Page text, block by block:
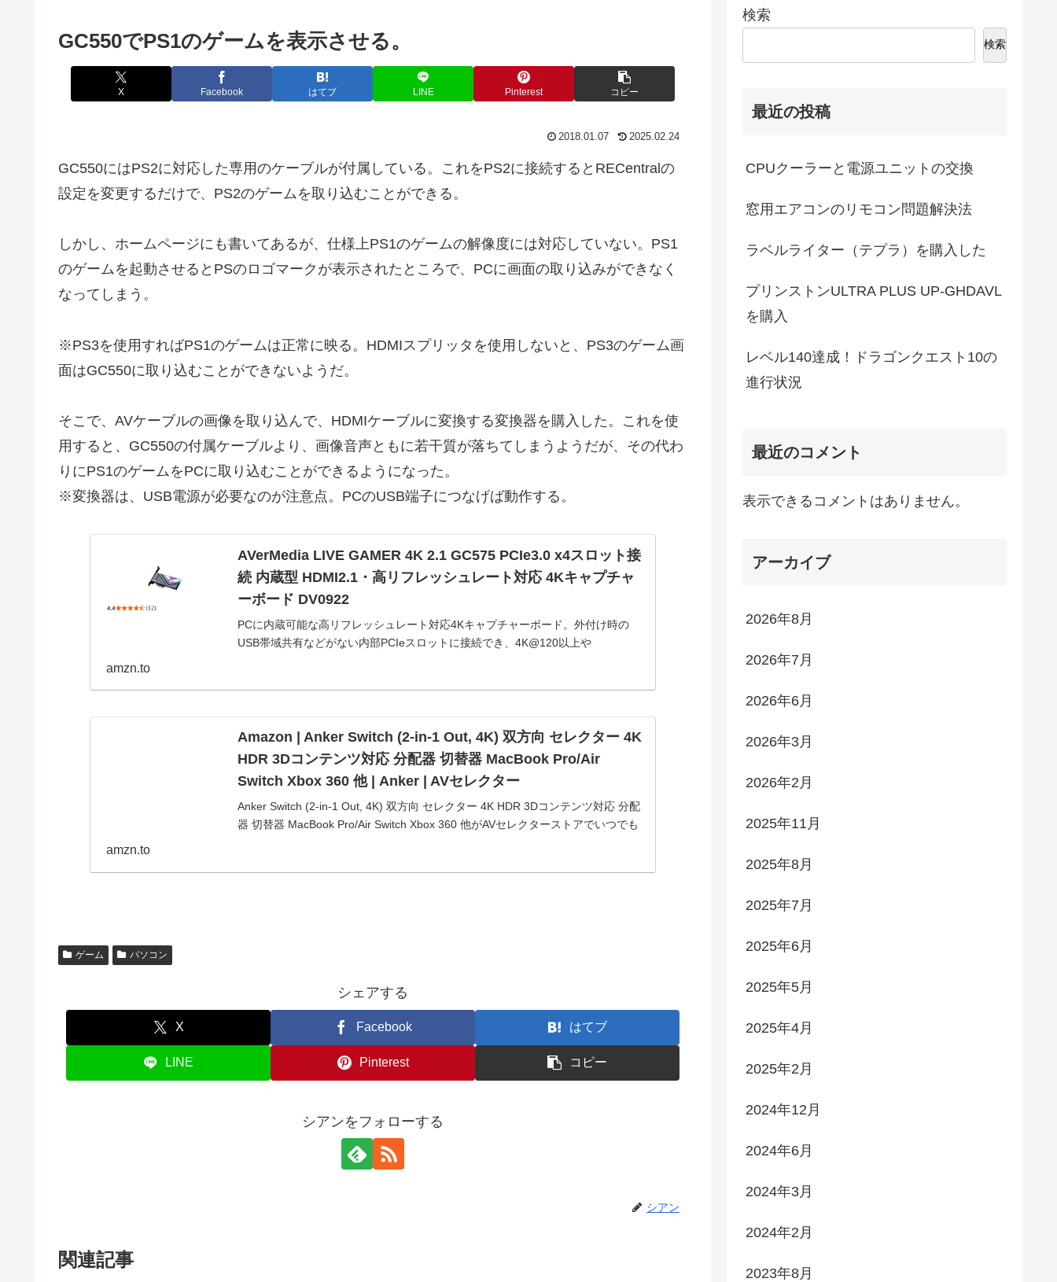
GC550でPS1のゲームを表示させる。
X Facebook はてブ LINE Pinterest コピー
2018.01.07 2025.02.24
GC550にはPS2に対応した専用のケーブルが付属している。これをPS2に接続するとRECentralの
設定を変更するだけで、PS2のゲームを取り込むことができる。
しかし、ホームページにも書いてあるが、仕様上PS1のゲームの解像度には対応していない。PS1
のゲームを起動させるとPSのロゴマークが表示されたところで、PCに画面の取り込みができなく
なってしまう。
※PS3を使用すればPS1のゲームは正常に映る。HDMIスプリッタを使用しないと、PS3のゲーム画
面はGC550に取り込むことができないようだ。
そこで、AVケーブルの画像を取り込んで、HDMIケーブルに変換する変換器を購入した。これを使
用すると、GC550の付属ケーブルより、画像音声ともに若干質が落ちてしまうようだが、その代わ
りにPS1のゲームをPCに取り込むことができるようになった。
※変換器は、USB電源が必要なのが注意点。PCのUSB端子につなげば動作する。
AVerMedia LIVE GAMER 4K 2.1 GC575 PCIe3.0 x4スロット接
続 内蔵型 HDMI2.1・高リフレッシュレート対応 4Kキャプチャ
ーボード DV0922
PCに内蔵可能な高リフレッシュレート対応4Kキャプチャーボード。外付け時の
USB帯域共有などがない内部PCIeスロットに接続でき、4K@120以上や
amzn.to
Amazon | Anker Switch (2-in-1 Out, 4K) 双方向 セレクター 4K
HDR 3Dコンテンツ対応 分配器 切替器 MacBook Pro/Air
Switch Xbox 360 他 | Anker | AVセレクター
Anker Switch (2-in-1 Out, 4K) 双方向 セレクター 4K HDR 3Dコンテンツ対応 分配
器 切替器 MacBook Pro/Air Switch Xbox 360 他がAVセレクターストアでいつでも
amzn.to
ゲーム パソコン
シェアする
X Facebook はてブ
LINE Pinterest コピー
シアンをフォローする
シアン
関連記事
検索
検索
最近の投稿
CPUクーラーと電源ユニットの交換
窓用エアコンのリモコン問題解決法
ラベルライター（テプラ）を購入した
プリンストンULTRA PLUS UP-GHDAVL
を購入
レベル140達成！ドラゴンクエスト10の
進行状況
最近のコメント
表示できるコメントはありません。
アーカイブ
2026年8月
2026年7月
2026年6月
2026年3月
2026年2月
2025年11月
2025年8月
2025年7月
2025年6月
2025年5月
2025年4月
2025年2月
2024年12月
2024年6月
2024年3月
2024年2月
2023年8月